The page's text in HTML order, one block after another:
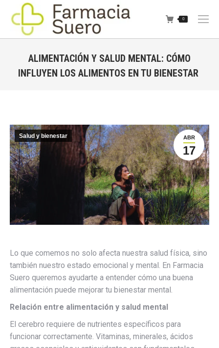
0
ALIMENTACIÓN Y SALUD MENTAL: CÓMO
INFLUYEN LOS ALIMENTOS EN TU BIENESTAR
ABR
17
Salud y bienestar
Lo que comemos no solo afecta nuestra salud física, sino
también nuestro estado emocional y mental. En Farmacia
Suero queremos ayudarte a entender cómo una buena
alimentación puede mejorar tu bienestar mental.
Relación entre alimentación y salud mental
El cerebro requiere de nutrientes específicos para
funcionar correctamente. Vitaminas, minerales, ácidos